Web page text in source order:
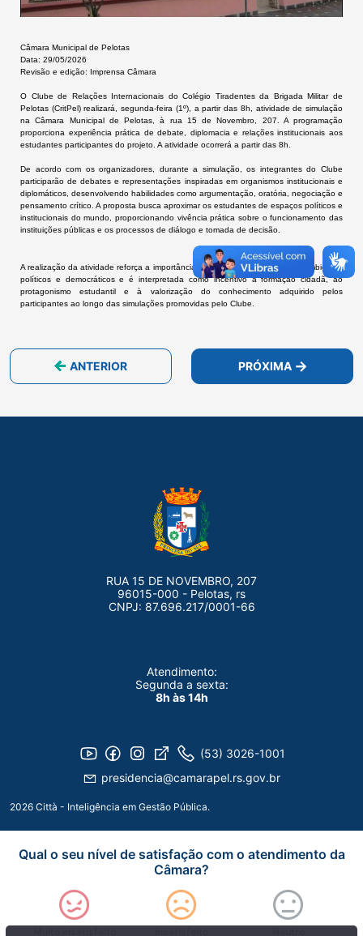
Câmara Municipal de Pelotas
Data: 29/05/2026
Revisão e edição: Imprensa Câmara
O Clube de Relações Internacionais do Colégio Tiradentes da Brigada Militar de
Pelotas (CritPel) realizará, segunda-feira (1º), a partir das 8h, atividade de simulação
na Câmara Municipal de Pelotas, à rua 15 de Novembro, 207. A programação
proporciona experiência prática de debate, diplomacia e relações institucionais aos
estudantes participantes do projeto. A atividade ocorrerá a partir das 8h.
De acordo com os organizadores, durante a simulação, os integrantes do Clube
participarão de debates e representações inspiradas em organismos institucionais e
diplomáticos, desenvolvendo habilidades como argumentação, oratória, negociação e
pensamento crítico. A proposta busca aproximar os estudantes de espaços políticos e
institucionais do mundo, proporcionando vivência prática sobre o funcionamento das
instituições públicas e os processos de diálogo e tomada de decisão.
A realização da atividade reforça a importância de aproximar os jovens dos ambientes
políticos e democráticos e é interpretada como incentivo à formação cidadã, ao
protagonismo estudantil e à valorização do conhecimento adquirido pelos
participantes ao longo das simulações promovidas pelo Clube.
ANTERIOR PRÓXIMA
RUA 15 DE NOVEMBRO, 207
96015-000 - Pelotas, rs
CNPJ: 87.696.217/0001-66
Atendimento:
Segunda a sexta:
8h às 14h
(53) 3026-1001
presidencia@camarapel.rs.gov.br
2026 Città - Inteligência em Gestão Pública.
Qual o seu nível de satisfação com o atendimento da
Câmara?